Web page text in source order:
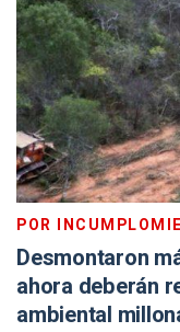
POR
Desmontaron
ahora deberán
ambiental